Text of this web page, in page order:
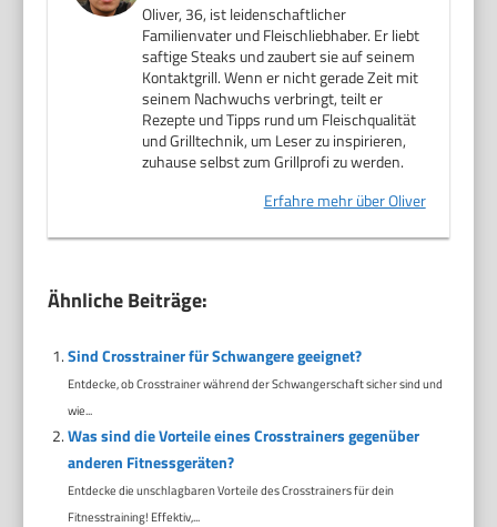
Oliver, 36, ist leidenschaftlicher
Familienvater und Fleischliebhaber. Er liebt
saftige Steaks und zaubert sie auf seinem
Kontaktgrill. Wenn er nicht gerade Zeit mit
seinem Nachwuchs verbringt, teilt er
Rezepte und Tipps rund um Fleischqualität
und Grilltechnik, um Leser zu inspirieren,
zuhause selbst zum Grillprofi zu werden.
Erfahre mehr über Oliver
Ähnliche Beiträge:
Sind Crosstrainer für Schwangere geeignet?
Entdecke, ob Crosstrainer während der Schwangerschaft sicher sind und
wie...
Was sind die Vorteile eines Crosstrainers gegenüber
anderen Fitnessgeräten?
Entdecke die unschlagbaren Vorteile des Crosstrainers für dein
Fitnesstraining! Effektiv,...